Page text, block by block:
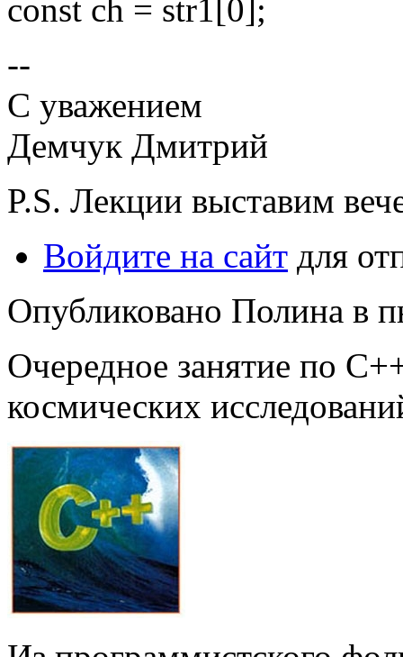
const ch = str1[0];
--
С уважением
Демчук Дмитрий
P.S. Лекции выставим
Войдите на сайт для
Опубликовано Полина в
Очередное занятие по
космических